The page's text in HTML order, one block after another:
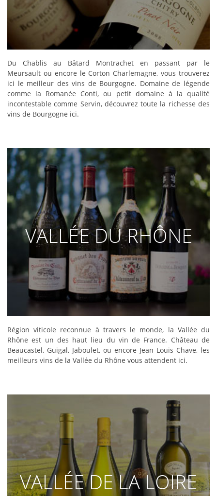
DÉCOUVRIR
Du Chablis au Bâtard Montrachet en passant par le
Meursault ou encore le Corton Charlemagne, vous trouverez
ici le meilleur des vins de Bourgogne. Domaine de légende
comme la Romanée Conti, ou petit domaine à la qualité
incontestable comme Servin, découvrez toute la richesse des
vins de Bourgogne ici.
VALLÉE DU RHÔNE
DÉCOUVRIR
Région viticole reconnue à travers le monde, la Vallée du
Rhône est un des haut lieu du vin de France. Château de
Beaucastel, Guigal, Jaboulet, ou encore Jean Louis Chave, les
meilleurs vins de la Vallée du Rhône vous attendent ici.
VALLÉE DE LA LOIRE